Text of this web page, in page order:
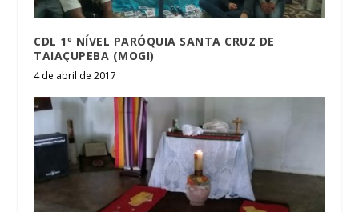
CDL 1º NÍVEL PARÓQUIA SANTA CRUZ DE
TAIAÇUPEBA (MOGI)
4 de abril de 2017